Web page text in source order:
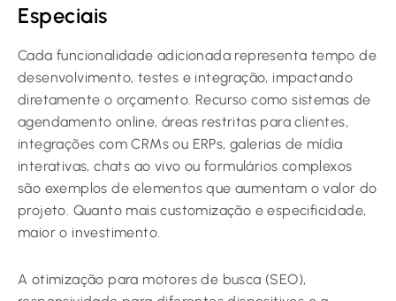
Especiais
Cada funcionalidade adicionada representa tempo de
desenvolvimento, testes e integração, impactando
diretamente o orçamento. Recurso como sistemas de
agendamento online, áreas restritas para clientes,
integrações com CRMs ou ERPs, galerias de mídia
interativas, chats ao vivo ou formulários complexos
são exemplos de elementos que aumentam o valor do
projeto. Quanto mais customização e especificidade,
maior o investimento.
A otimização para motores de busca (SEO),